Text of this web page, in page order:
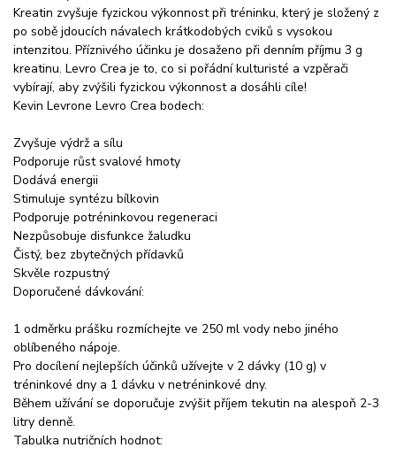
Kreatin zvyšuje fyzickou výkonnost při tréninku, který je složený z
po sobě jdoucích návalech krátkodobých cviků s vysokou
intenzitou. Příznivého účinku je dosaženo při denním příjmu 3 g
kreatinu. Levro Crea je to, co si pořádní kulturisté a vzpěrači
vybírají, aby zvýšili fyzickou výkonnost a dosáhli cíle!
Kevin Levrone Levro Crea bodech:
Zvyšuje výdrž a sílu
Podporuje růst svalové hmoty
Dodává energii
Stimuluje syntézu bílkovin
Podporuje potréninkovou regeneraci
Nezpůsobuje disfunkce žaludku
Čistý, bez zbytečných přídavků
Skvěle rozpustný
Doporučené dávkování:
1 odměrku prášku rozmíchejte ve 250 ml vody nebo jiného
oblíbeného nápoje.
Pro docílení nejlepších účinků užívejte v 2 dávky (10 g) v
tréninkové dny a 1 dávku v netréninkové dny.
Během užívání se doporučuje zvýšit příjem tekutin na alespoň 2-3
litry denně.
Tabulka nutričních hodnot: